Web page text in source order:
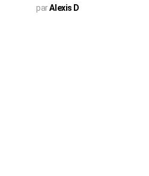
parAlexis D